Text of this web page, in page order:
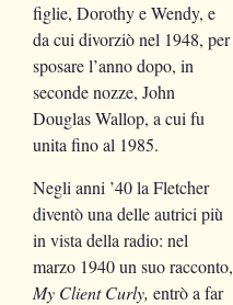
figlie, Dorothy e Wendy, e
da cui divorziò nel 1948, per
sposare l’anno dopo, in
seconde nozze, John
Douglas Wallop, a cui fu
unita fino al 1985.
Negli anni ’40 la Fletcher
diventò una delle autrici più
in vista della radio: nel
marzo 1940 un suo racconto,
My Client Curly, entrò a far